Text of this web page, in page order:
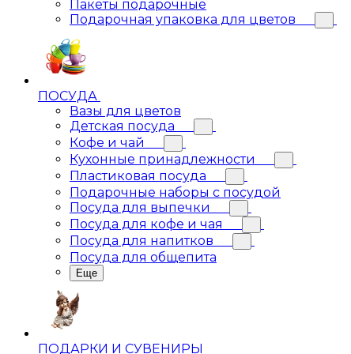
Пакеты подарочные
Подарочная упаковка для цветов
ПОСУДА
Вазы для цветов
Детская посуда
Кофе и чай
Кухонные принадлежности
Пластиковая посуда
Подарочные наборы с посудой
Посуда для выпечки
Посуда для кофе и чая
Посуда для напитков
Посуда для общепита
Еще
ПОДАРКИ И СУВЕНИРЫ